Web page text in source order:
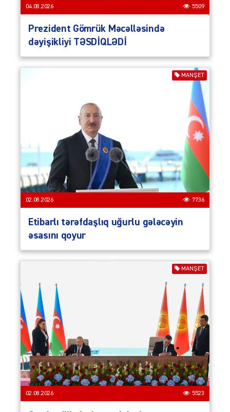
04.08.2026 5509
Prezident Gömrük Məcəlləsində
dəyişikliyi TƏSDİQLƏDİ
MANŞET
02.08.2026 7736
Etibarlı tərəfdaşlıq uğurlu gələcəyin
əsasını qoyur
MANŞET
02.08.2026 5523